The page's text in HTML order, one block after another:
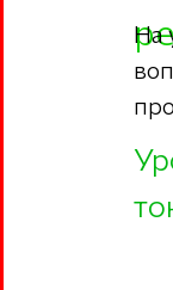
На